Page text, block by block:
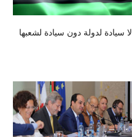
لا سيادة لدولة دون سيادة لشعبها